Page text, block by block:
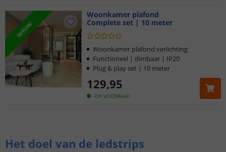
NIEUW
Woonkamer plafond
Complete set | 10 meter
OP VOORRAAD
129,95
Woonkamer plafond verlichting
Functioneel | dimbaar | IP20
Plug & play set | 10 meter
Het doel van de ledstrips